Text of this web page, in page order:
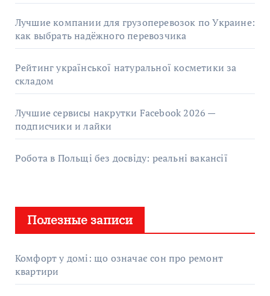
Лучшие компании для грузоперевозок по Украине:
как выбрать надёжного перевозчика
Рейтинг української натуральної косметики за
складом
Лучшие сервисы накрутки Facebook 2026 —
подписчики и лайки
Робота в Польщі без досвіду: реальні вакансії
Полезные записи
Комфорт у домі: що означає сон про ремонт
квартири